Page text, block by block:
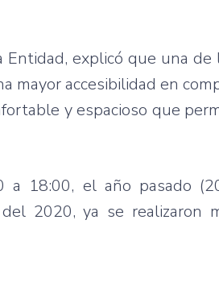
explicó que una de
mayor accesibilidad en
y espacioso que
18:00, el año pasado
2020, ya se realizaron